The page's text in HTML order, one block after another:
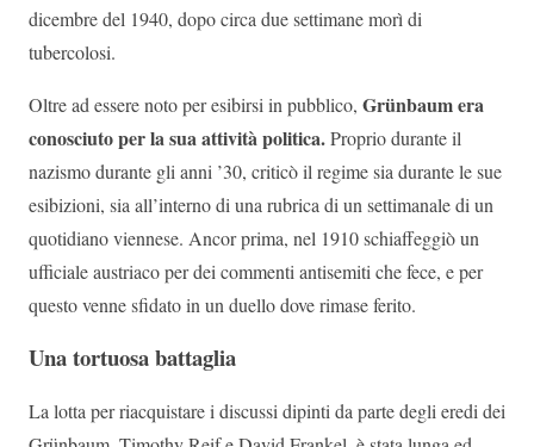
dicembre del 1940, dopo circa due settimane morì di
tubercolosi.
Oltre ad essere noto per esibirsi in pubblico, Grünbaum era
conosciuto per la sua attività politica.Proprio durante il
nazismo durante gli anni ’30, criticò il regime sia durante le sue
esibizioni, sia all’interno di una rubrica di un settimanale di un
quotidiano viennese. Ancor prima, nel 1910 schiaffeggiò un
ufficiale austriaco per dei commenti antisemiti che fece, e per
questo venne sfidato in un duello dove rimase ferito.
Una tortuosa battaglia
La lotta per riacquistare i discussi dipinti da parte degli eredi dei